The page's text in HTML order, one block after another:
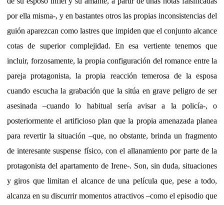
por ella misma-, y en bastantes otros las propias inconsistencias del
guión aparezcan como lastres que impiden que el conjunto alcance
cotas de superior complejidad. En esa vertiente tenemos que
incluir, forzosamente, la propia configuración del romance entre la
pareja protagonista, la propia reacción temerosa de la esposa
cuando escucha la grabación que la sitúa en grave peligro de ser
asesinada –cuando lo habitual sería avisar a la policía-, o
posteriormente el artificioso plan que la propia amenazada planea
para revertir la situación –que, no obstante, brinda un fragmento
de interesante suspense físico, con el allanamiento por parte de la
protagonista del apartamento de Irene-. Son, sin duda, situaciones
y giros que limitan el alcance de una película que, pese a todo,
alcanza en su discurrir momentos atractivos –como el episodio que